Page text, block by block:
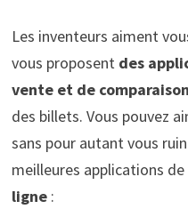
Les inventeurs aiment
vous proposent des
vente et de comparaison
des billets. Vous pouvez
sans pour autant vous
meilleures applications de
ligne: